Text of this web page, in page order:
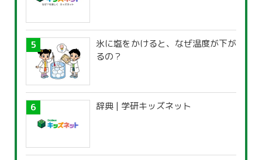
氷に塩をかけると、なぜ温度が下が
るの？
辞典 | 学研キッズネット